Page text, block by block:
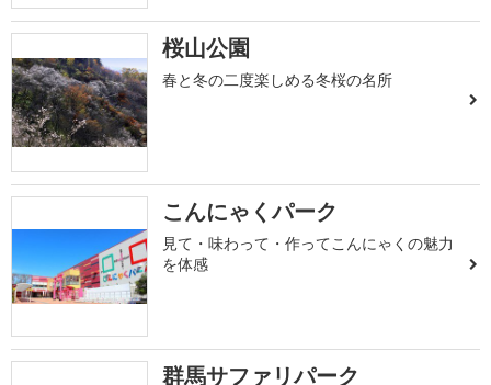
桜山公園
春と冬の二度楽しめる冬桜の名所
こんにゃくパーク
見て・味わって・作ってこんにゃくの魅力
を体感
群馬サファリパーク